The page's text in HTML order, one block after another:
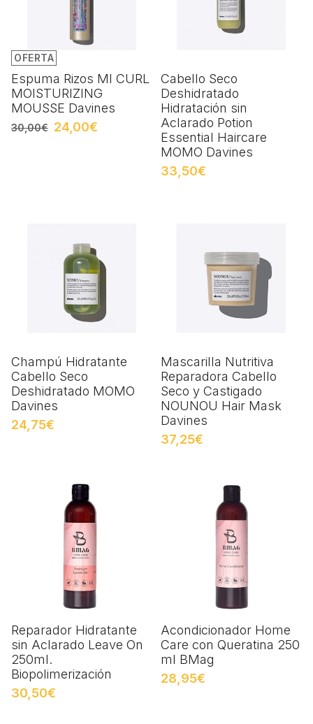
OFERTA
Espuma Rizos MI CURL
MOISTURIZING
MOUSSE Davines
30,00€ 24,00€
Cabello Seco
Deshidratado
Hidratación sin
Aclarado Potion
Essential Haircare
MOMO Davines
33,50€
Champú Hidratante
Cabello Seco
Deshidratado MOMO
Davines
24,75€
Mascarilla Nutritiva
Reparadora Cabello
Seco y Castigado
NOUNOU Hair Mask
Davines
37,25€
Reparador Hidratante
sin Aclarado Leave On
250ml.
Biopolimerización
30,50€
Acondicionador Home
Care con Queratina 250
ml BMag
28,95€